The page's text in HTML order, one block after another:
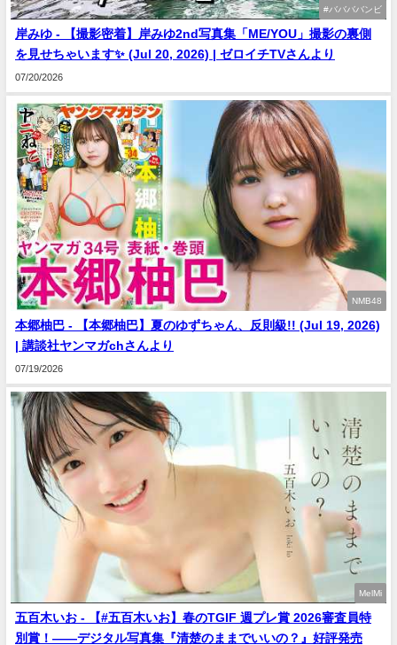
#ババババンビ
岸みゆ - 【撮影密着】岸みゆ2nd写真集「ME/YOU」撮影の裏側
を見せちゃいます✨ (Jul 20, 2026) | ゼロイチTVさんより
07/20/2026
NMB48
本郷柚巴 - 【本郷柚巴】夏のゆずちゃん、反則級!! (Jul 19, 2026)
| 講談社ヤンマガchさんより
07/19/2026
MelMi
五百木いお - 【#五百木いお】春のTGIF 週プレ賞 2026審査員特
別賞！――デジタル写真集『清楚のままでいいの？』好評発売